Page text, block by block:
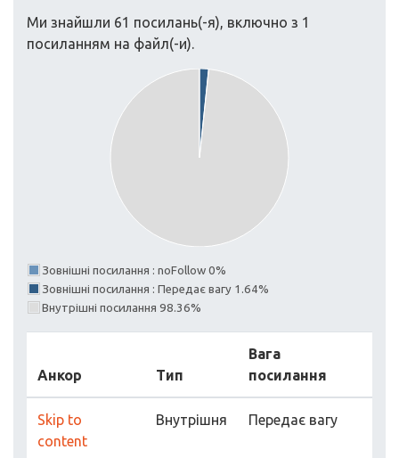
Ми знайшли 61 посилань(-я), включно з 1
посиланням на файл(-и).
Зовнішні посилання : noFollow 0%
Зовнішні посилання : Передає вагу 1.64%
Внутрішні посилання 98.36%
Анкор Тип
Вага
посилання
Skip to
content
Внутрішня Передає вагу